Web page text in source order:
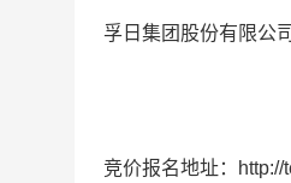
孚日集团股份有限公司
竞价报名地址：